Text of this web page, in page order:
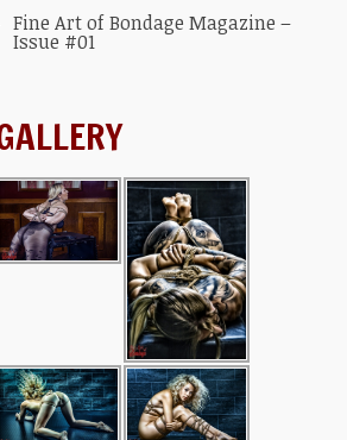
Fine Art of Bondage Magazine –
Issue #01